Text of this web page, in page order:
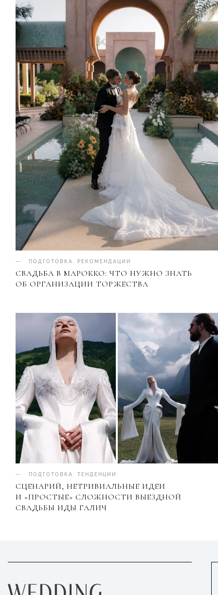
ПОДГОТОВКА. РЕКОМЕНДАЦИИ
СВАДЬБА В МАРОККО: ЧТО НУЖНО ЗНАТЬ
ОБ ОРГАНИЗАЦИИ ТОРЖЕСТВА
ПОДГОТОВКА. ТЕНДЕНЦИИ
СЦЕНАРИЙ, НЕТРИВИАЛЬНЫЕ ИДЕИ
И «ПРОСТЫЕ» СЛОЖНОСТИ ВЫЕЗДНОЙ
СВАДЬБЫ ИДЫ ГАЛИЧ